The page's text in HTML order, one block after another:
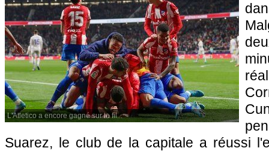
L'Atletico a encore gagné sur le fil...
Suarez, le club de la capitale a réussi